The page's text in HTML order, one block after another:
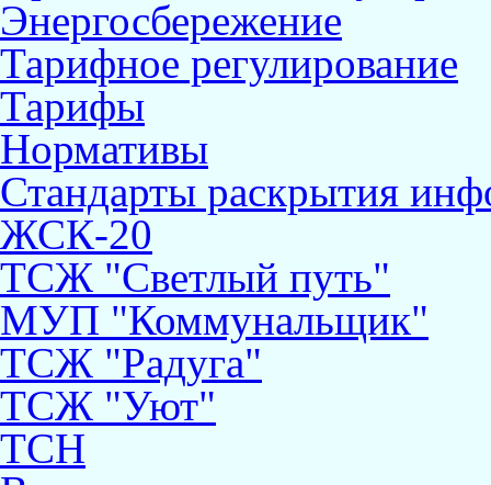
Энергосбережение
Тарифное регулирование
Тарифы
Нормативы
Стандарты раскрытия
ЖСК-20
ТСЖ "Светлый путь"
МУП "Коммунальщик"
ТСЖ "Радуга"
ТСЖ "Уют"
ТСН